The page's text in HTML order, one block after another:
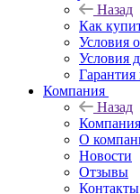
Назад
Как
Условия
Условия
Гарантия
Компания
Назад
Компания
О
Новости
Отзывы
Контакты